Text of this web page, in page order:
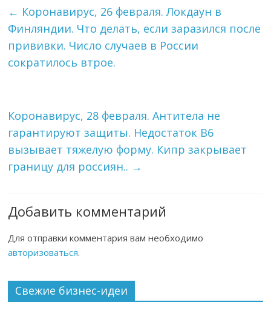
← Коронавирус, 26 февраля. Локдаун в
Финляндии. Что делать, если заразился после
прививки. Число случаев в России
сократилось втрое.
Коронавирус, 28 февраля. Антитела не
гарантируют защиты. Недостаток В6
вызывает тяжелую форму. Кипр закрывает
границу для россиян.. →
Добавить комментарий
Для отправки комментария вам необходимо
авторизоваться.
Свежие бизнес-идеи